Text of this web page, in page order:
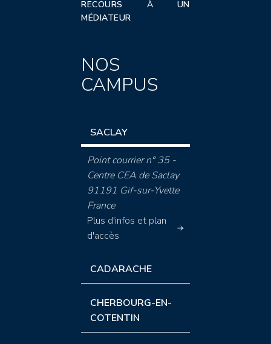
RECOURS À UN
MÉDIATEUR
NOS
CAMPUS
SACLAY
Point courrier n° 35 -
Centre CEA de Saclay
91191 Gif-sur-Yvette
France
Plus d'infos et plan
d'accès
CADARACHE
CHERBOURG-EN-
COTENTIN